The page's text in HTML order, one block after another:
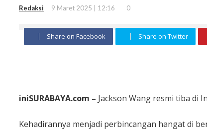
Redaksi 9 Maret 2025 | 12:16 0
Share on Facebook Share on Twitter
iniSURABAYA.com – Jackson Wang resmi tiba di
Kehadirannya menjadi perbincangan hangat di